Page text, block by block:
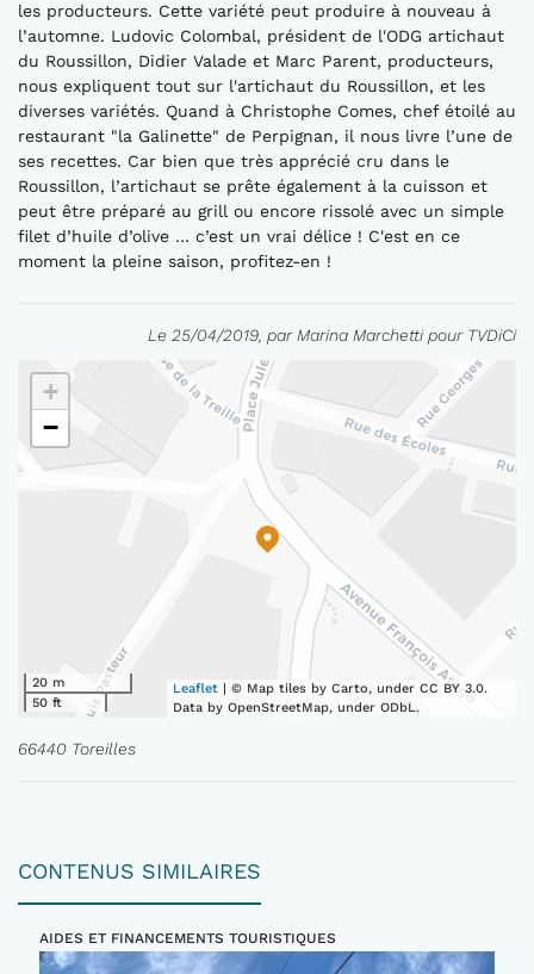
les producteurs. Cette variété peut produire à nouveau à
l’automne. Ludovic Colombal, président de l'ODG artichaut
du Roussillon, Didier Valade et Marc Parent, producteurs,
nous expliquent tout sur l'artichaut du Roussillon, et les
diverses variétés. Quand à Christophe Comes, chef étoilé au
restaurant "la Galinette" de Perpignan, il nous livre l’une de
ses recettes. Car bien que très apprécié cru dans le
Roussillon, l’artichaut se prête également à la cuisson et
peut être préparé au grill ou encore rissolé avec un simple
filet d’huile d’olive … c’est un vrai délice ! C'est en ce
moment la pleine saison, profitez-en !
Le 25/04/2019, par Marina Marchetti pour TVDiCi
+
−
20 m
50 ft
Leaflet | © Map tiles by Carto, under CC BY 3.0.
Data by OpenStreetMap, under ODbL.
66440 Toreilles
CONTENUS SIMILAIRES
AIDES ET FINANCEMENTS TOURISTIQUES